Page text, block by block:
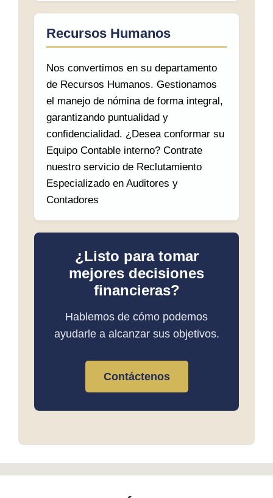
Recursos Humanos
Nos convertimos en su departamento
de Recursos Humanos. Gestionamos
el manejo de nómina de forma integral,
garantizando puntualidad y
confidencialidad. ¿Desea conformar su
Equipo Contable interno? Contrate
nuestro servicio de Reclutamiento
Especializado en Auditores y
Contadores
¿Listo para tomar
mejores decisiones
financieras?
Hablemos de cómo podemos
ayudarle a alcanzar sus objetivos.
Contáctenos